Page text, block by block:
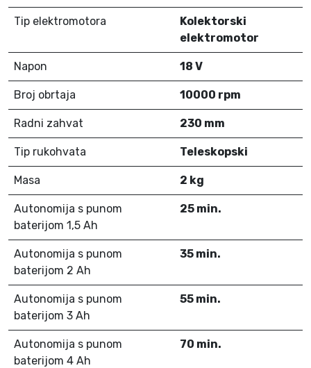
Tip elektromotora
Kolektorski
elektromotor
Napon 18 V
Broj obrtaja 10000 rpm
Radni zahvat 230 mm
Tip rukohvata Teleskopski
Masa 2 kg
Autonomija s punom
baterijom 1,5 Ah
25 min.
Autonomija s punom
baterijom 2 Ah
35 min.
Autonomija s punom
baterijom 3 Ah
55 min.
Autonomija s punom
baterijom 4 Ah
70 min.